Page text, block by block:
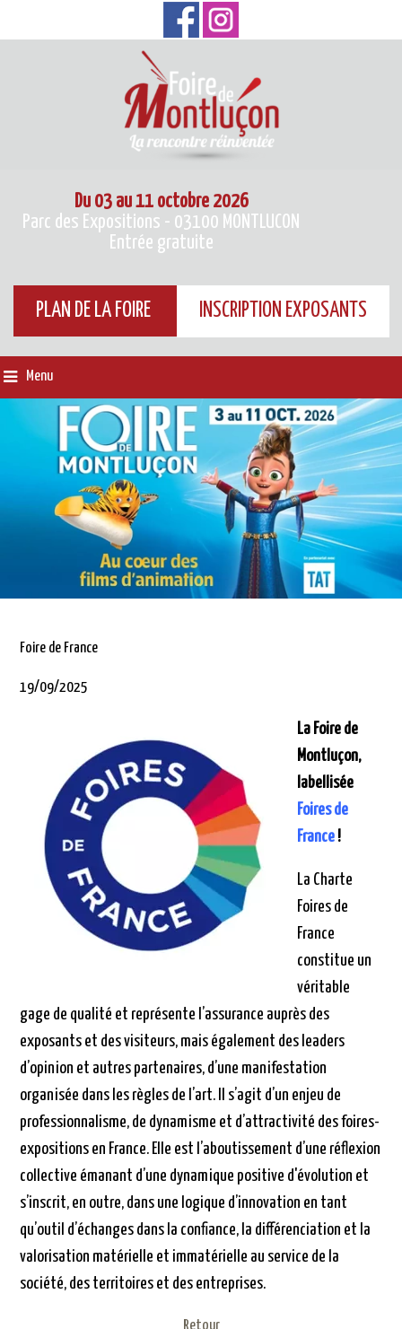
Du 03 au 11 octobre 2026
Parc des Expositions - 03100 MONTLUCON
Entrée gratuite
PLAN DE LA FOIRE INSCRIPTION EXPOSANTS
Menu
Foire de France
19/09/2025
La Foire de
Montluçon,
labellisée
Foires de
France !
La Charte
Foires de
France
constitue un
véritable
gage de qualité et représente l’assurance auprès des
exposants et des visiteurs, mais également des leaders
d’opinion et autres partenaires, d’une manifestation
organisée dans les règles de l’art. Il s’agit d’un enjeu de
professionnalisme, de dynamisme et d’attractivité des foires-
expositions en France. Elle est l’aboutissement d’une réflexion
collective émanant d’une dynamique positive d'évolution et
s’inscrit, en outre, dans une logique d’innovation en tant
qu’outil d’échanges dans la confiance, la différenciation et la
valorisation matérielle et immatérielle au service de la
société, des territoires et des entreprises.
Retour